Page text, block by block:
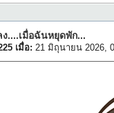
ง....เมื่อฉันหยุดพัก...
เมื่อ: 21 มิถุนายน 2026,